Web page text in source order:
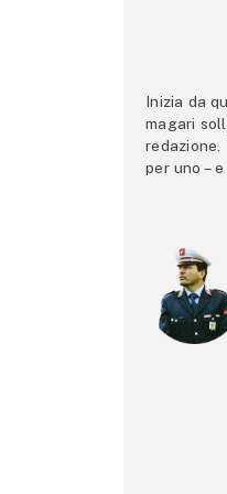
Inizia da
magari
redazione.
per uno –